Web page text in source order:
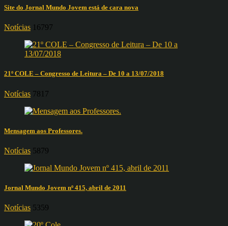
Site do Jornal Mundo Jovem está de cara nova
Notícias 16797
21º COLE – Congresso de Leitura – De 10 a 13/07/2018
Notícias 7817
Mensagem aos Professores.
Notícias 5879
Jornal Mundo Jovem nº 415, abril de 2011
Notícias 5359